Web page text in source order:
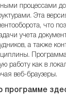
процессами
Эта
что
учета
а также
работу как в
веб-браузеры.
программе